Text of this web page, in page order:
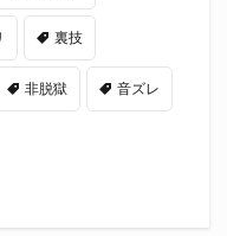
裏技
非脱獄 音ズレ